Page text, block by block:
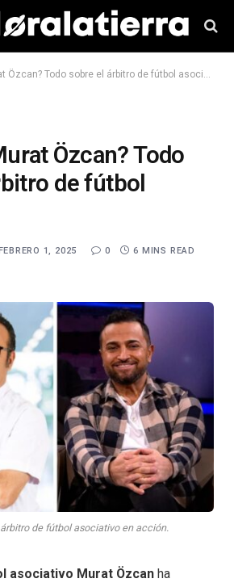
Todo sobre el árbitro de fútbol asociativo
Özcan? Todo
de fútbol
1, 2025 0 6 MINS READ
de fútbol asociativo en acción.
asociativo Murat Özcan ha